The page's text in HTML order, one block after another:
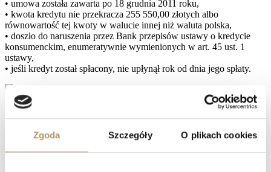
Zgoda Szczegóły O plikach cookies
• umowa została zawarta po 18 grudnia 2011 roku,
• kwota kredytu nie przekracza 255 550,00 złotych albo
równowartość tej kwoty w walucie innej niż waluta polska,
• doszło do naruszenia przez Bank przepisów ustawy o kredycie
konsumenckim, enumeratywnie wymienionych w art. 45 ust. 1
ustawy,
• jeśli kredyt został spłacony, nie upłynął rok od dnia jego spłaty.
Kalkulator SKD
Kalkulator sankcji kredytu darmowego